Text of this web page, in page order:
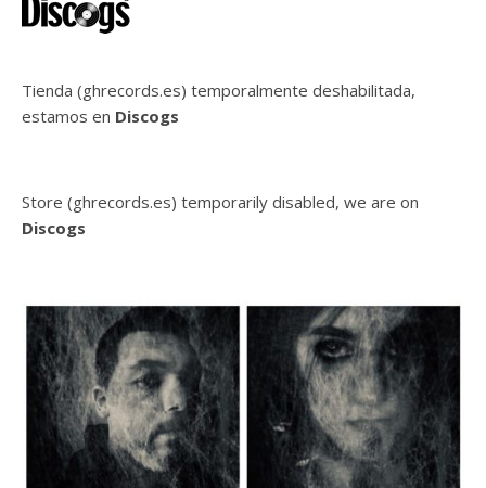
Tienda (ghrecords.es) temporalmente deshabilitada,
estamos en Discogs
Store (ghrecords.es) temporarily disabled, we are on
Discogs